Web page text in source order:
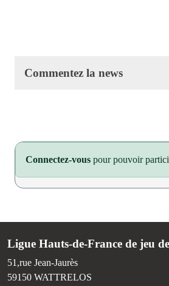
Commentez la news
Connectez-vous pour pouvoir
Ligue Hauts-de-France de jeu
51,rue Jean-Jaurès
59150 WATTRELOS